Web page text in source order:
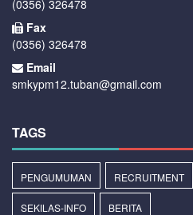
(0356) 326478
Fax
(0356) 326478
Email
smkypm12.tuban@gmail.com
TAGS
PENGUMUMAN RECRUITMENT
SEKILAS-INFO BERITA